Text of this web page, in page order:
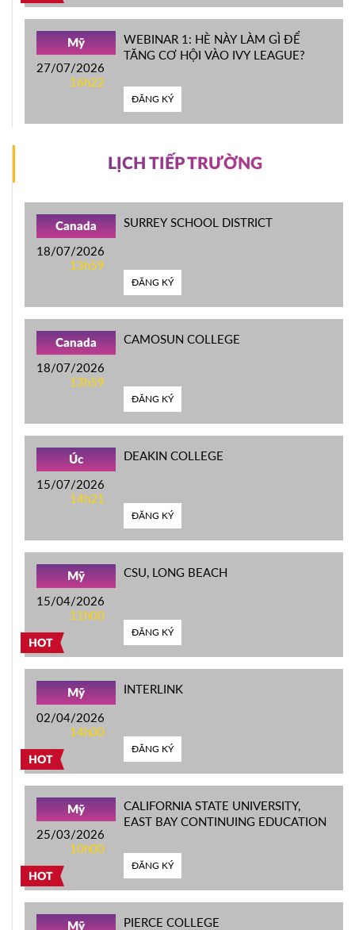
Mỹ
27/07/2026
16h22
WEBINAR 1: HÈ NÀY LÀM GÌ ĐỂ
TĂNG CƠ HỘI VÀO IVY LEAGUE?
ĐĂNG KÝ
LỊCH TIẾP TRƯỜNG
Canada
18/07/2026
13h59
SURREY SCHOOL DISTRICT
ĐĂNG KÝ
Canada
18/07/2026
13h59
CAMOSUN COLLEGE
ĐĂNG KÝ
Úc
15/07/2026
14h21
DEAKIN COLLEGE
ĐĂNG KÝ
HOT
Mỹ
15/04/2026
11h00
CSU, LONG BEACH
ĐĂNG KÝ
HOT
Mỹ
02/04/2026
14h00
INTERLINK
ĐĂNG KÝ
HOT
Mỹ
25/03/2026
10h00
CALIFORNIA STATE UNIVERSITY,
EAST BAY CONTINUING EDUCATION
ĐĂNG KÝ
Mỹ PIERCE COLLEGE